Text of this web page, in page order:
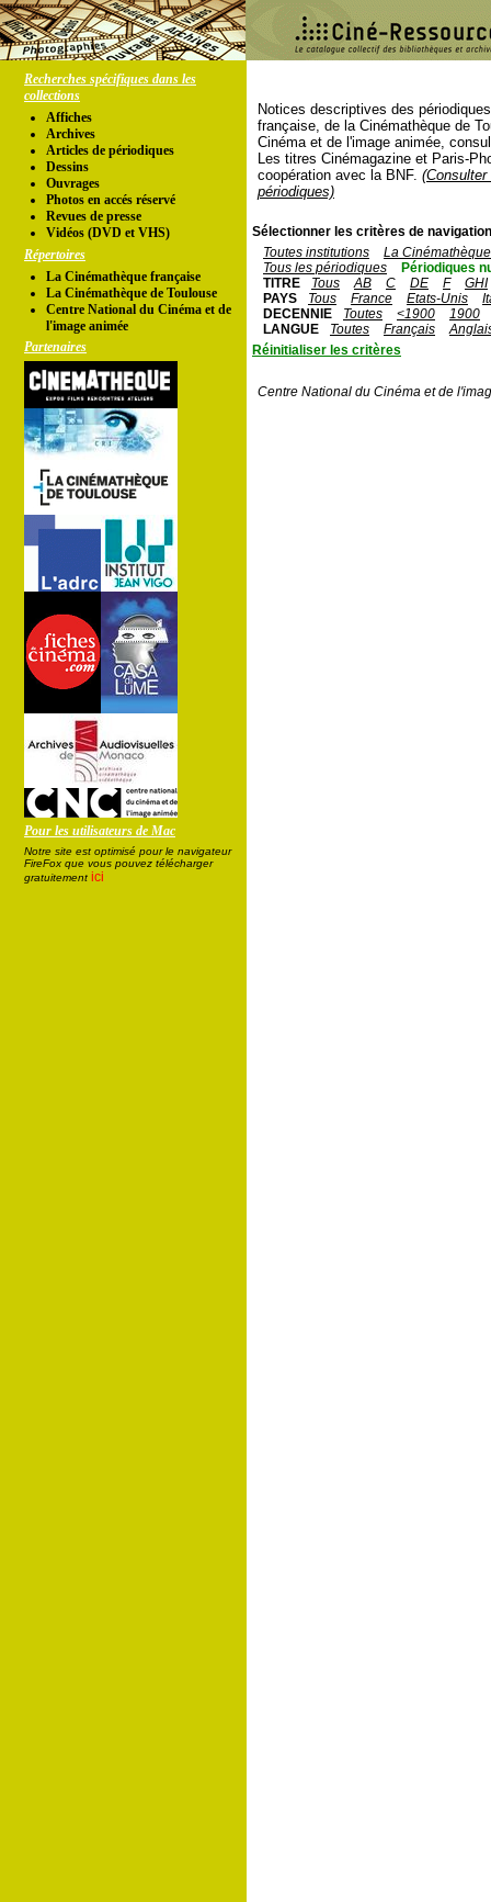
Recherches spécifiques dans les
collections
Affiches
Archives
Articles de périodiques
Dessins
Ouvrages
Photos en accés réservé
Revues de presse
Vidéos (DVD et VHS)
Répertoires
La Cinémathèque française
La Cinémathèque de Toulouse
Centre National du Cinéma et de
l'image animée
Partenaires
Pour les utilisateurs de Mac
Notre site est optimisé pour le navigateur
FireFox que vous pouvez télécharger
gratuitement ici
Notices descriptives des
française, de la Cinémathèque de
Cinéma et de l'image animée,
Les titres Cinémagazine et Paris-
coopération avec la BNF.
périodiques)
Sélectionner les critères de
Toutes institutions
La
Tous les périodiques
Périodiques
TITRE
Tous AB C DE F
GHI
PAYS
Tous France Etats-Unis
DECENNIE
Toutes <1900
1900
LANGUE
Toutes Français
Réinitialiser les critères
Centre National du Cinéma et de